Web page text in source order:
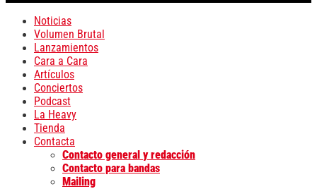
Noticias
Volumen Brutal
Lanzamientos
Cara a Cara
Artículos
Conciertos
Podcast
La Heavy
Tienda
Contacta
Contacto general y redacción
Contacto para bandas
Mailing